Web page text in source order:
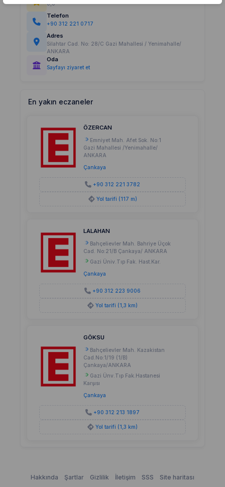
0,0
Telefon
+90 312 221 0717
Adres
Silahtar Cad. No: 28/C Gazi Mahallesi / Yenimahalle/
ANKARA
Oda
Sayfayı ziyaret et
En yakın eczaneler
ÖZERCAN
Emniyet Mah. Afet Sok. No:1
Gazi Mahallesi /Yenimahalle/
ANKARA
Çankaya
+90 312 221 3782
Yol tarifi (117 m)
LALAHAN
Bahçelievler Mah. Bahriye Üçok
Cad. No:21/B Çankaya/ ANKARA
Gazi Üniv.Tıp Fak. Hast.Kar.
Çankaya
+90 312 223 9006
Yol tarifi (1,3 km)
GÖKSU
Bahçelievler Mah. Kazakistan
Cad.No:1/19 (1/B)
Çankaya/ANKARA
Gazi Ünv.Tıp Fak.Hastanesi
Karşısı
Çankaya
+90 312 213 1897
Yol tarifi (1,3 km)
Hakkında Şartlar Gizlilik İletişim SSS Site haritası